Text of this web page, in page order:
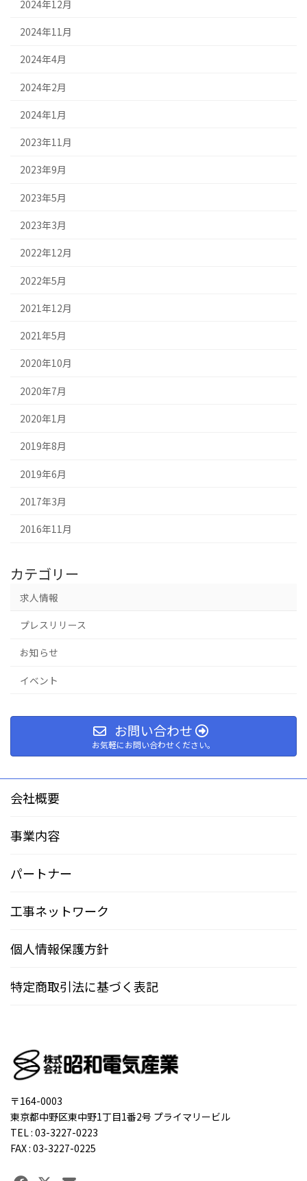
2024年12月
2024年11月
2024年4月
2024年2月
2024年1月
2023年11月
2023年9月
2023年5月
2023年3月
2022年12月
2022年5月
2021年12月
2021年5月
2020年10月
2020年7月
2020年1月
2019年8月
2019年6月
2017年3月
2016年11月
カテゴリー
求人情報
プレスリリース
お知らせ
イベント
お問い合わせ
お気軽にお問い合わせください。
会社概要
事業内容
パートナー
工事ネットワーク
個人情報保護方針
特定商取引法に基づく表記
〒164-0003
東京都中野区東中野1丁目1番2号 プライマリービル
TEL : 03-3227-0223
FAX : 03-3227-0225